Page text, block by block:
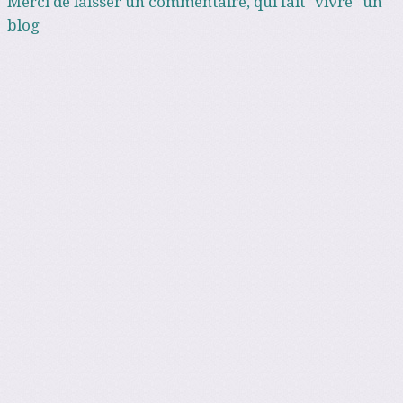
blog